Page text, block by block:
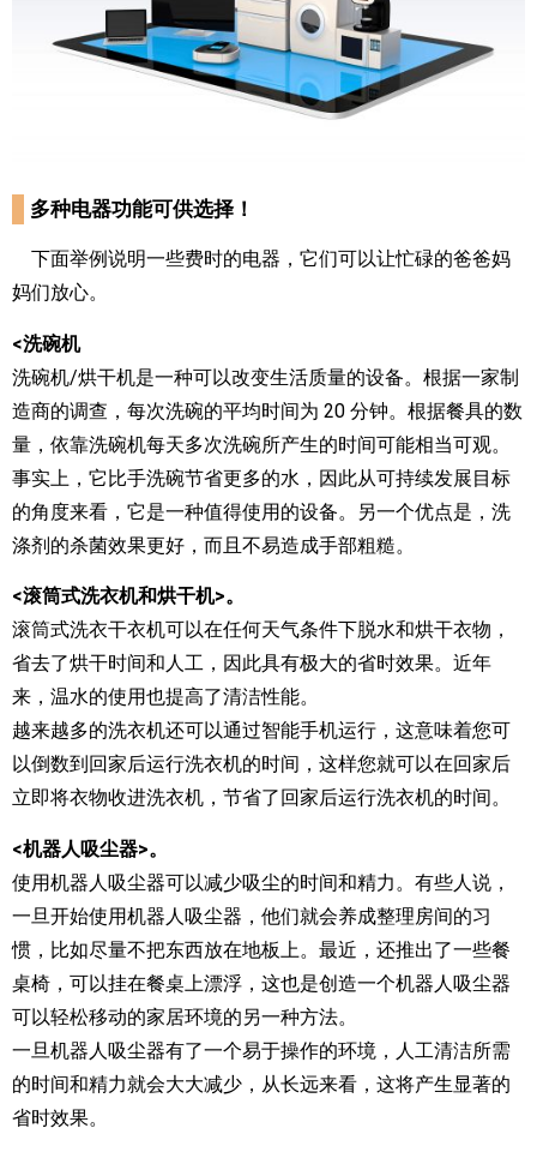
多种电器功能可供选择！
下面举例说明一些费时的电器，它们可以让忙碌的爸爸妈
妈们放心。
<洗碗机
洗碗机/烘干机是一种可以改变生活质量的设备。根据一家制
造商的调查，每次洗碗的平均时间为 20 分钟。根据餐具的数
量，依靠洗碗机每天多次洗碗所产生的时间可能相当可观。
事实上，它比手洗碗节省更多的水，因此从可持续发展目标
的角度来看，它是一种值得使用的设备。另一个优点是，洗
涤剂的杀菌效果更好，而且不易造成手部粗糙。
<滚筒式洗衣机和烘干机>。
滚筒式洗衣干衣机可以在任何天气条件下脱水和烘干衣物，
省去了烘干时间和人工，因此具有极大的省时效果。近年
来，温水的使用也提高了清洁性能。
越来越多的洗衣机还可以通过智能手机运行，这意味着您可
以倒数到回家后运行洗衣机的时间，这样您就可以在回家后
立即将衣物收进洗衣机，节省了回家后运行洗衣机的时间。
<机器人吸尘器>。
使用机器人吸尘器可以减少吸尘的时间和精力。有些人说，
一旦开始使用机器人吸尘器，他们就会养成整理房间的习
惯，比如尽量不把东西放在地板上。最近，还推出了一些餐
桌椅，可以挂在餐桌上漂浮，这也是创造一个机器人吸尘器
可以轻松移动的家居环境的另一种方法。
一旦机器人吸尘器有了一个易于操作的环境，人工清洁所需
的时间和精力就会大大减少，从长远来看，这将产生显著的
省时效果。